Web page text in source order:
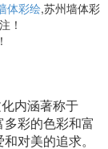
体彩绘,苏州墙体彩
！
内涵著称于
彩的色彩和富
对美的追求。